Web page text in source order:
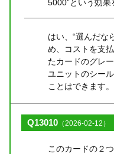
5000”という効
はい、“選んだな
め、コストを支
たカードのグレ
ユニットのシー
ことはできます。
Q13010 （2026-02-12）
このカードの２